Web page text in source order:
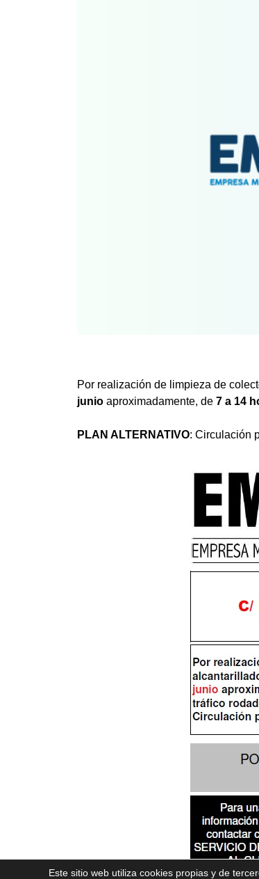
Por realización de limpieza de
junio aproximadamente, de 7 a 14
PLAN ALTERNATIVO: Circulación
Este sitio web utiliza cookies propias y de